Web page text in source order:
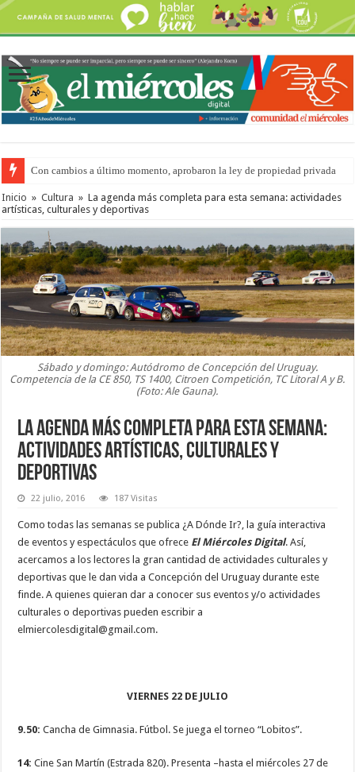
Del viernes 7 al domingo 9 de agosto: la agenda ¿A dónde ir? para este
Inicio » Cultura » La agenda más completa para esta semana: actividades
artísticas, culturales y deportivas
Sábado y domingo: Autódromo de Concepción del Uruguay.
Competencia de la CE 850, TS 1400, Citroen Competición, TC Litoral A y B.
(Foto: Ale Gauna).
La agenda más completa para esta semana:
actividades artísticas, culturales y
deportivas
22 julio, 2016 187 Visitas
Como todas las semanas se publica ¿A Dónde Ir?, la guía interactiva
de eventos y espectáculos que ofrece El Miércoles Digital. Así,
acercamos a los lectores la gran cantidad de actividades culturales y
deportivas que le dan vida a Concepción del Uruguay durante este
finde. A quienes quieran dar a conocer sus eventos y/o actividades
culturales o deportivas pueden escribir a
elmiercolesdigital@gmail.com.
VIERNES 22 DE JULIO
9.50: Cancha de Gimnasia. Fútbol. Se juega el torneo “Lobitos”.
14: Cine San Martín (Estrada 820). Presenta –hasta el miércoles 27 de